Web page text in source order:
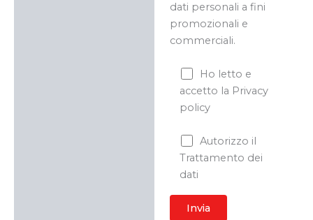
dati personali a fini
promozionali e
commerciali.
Ho letto e
accetto la Privacy
policy
Autorizzo il
Trattamento dei
dati